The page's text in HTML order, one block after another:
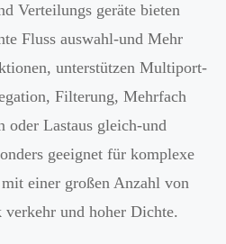
Verteilungs geräte bieten
Fluss auswahl-und Mehr
unterstützen Multiport-
Filterung, Mehrfach
oder Lastaus gleich-und
geeignet für komplexe
einer großen Anzahl von
und hoher Dichte.